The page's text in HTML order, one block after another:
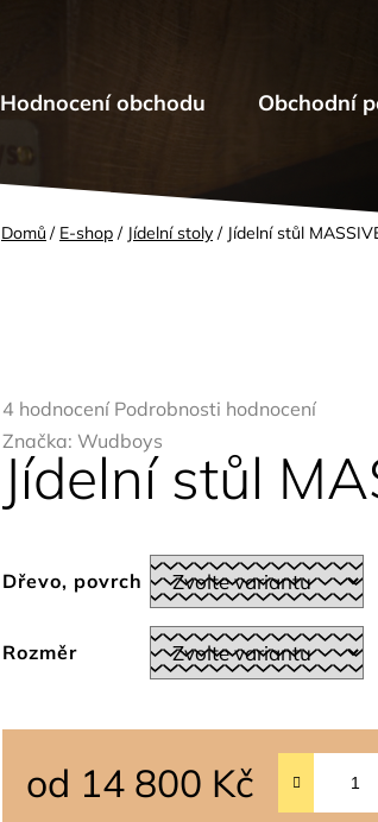
Hodnocení obchodu Obchodní
Domů / E-shop / Jídelní stoly / Jídelní stůl
Jídelní stůl
Průměrné
hodnocení
produktu
je
z
4 hodnocení Podrobnosti hodnocení
Značka: Wudboys
Dřevo, povrch
Rozměr
od 14 800 Kč